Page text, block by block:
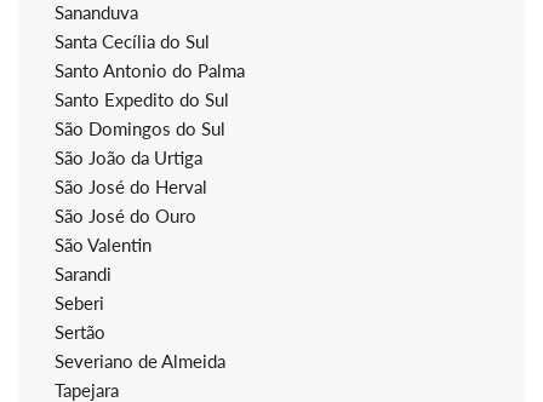
Sananduva
Santa Cecília do Sul
Santo Antonio do Palma
Santo Expedito do Sul
São Domingos do Sul
São João da Urtiga
São José do Herval
São José do Ouro
São Valentin
Sarandi
Seberi
Sertão
Severiano de Almeida
Tapejara